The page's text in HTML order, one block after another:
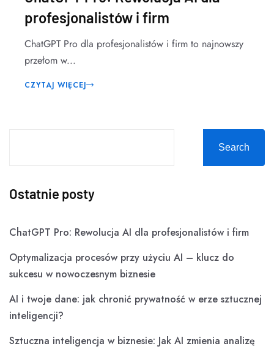
profesjonalistów i firm
ChatGPT Pro dla profesjonalistów i firm to najnowszy
przełom w...
CZYTAJ WIĘCEJ
Search
Ostatnie posty
ChatGPT Pro: Rewolucja AI dla profesjonalistów i firm
Optymalizacja procesów przy użyciu AI – klucz do
sukcesu w nowoczesnym biznesie
AI i twoje dane: jak chronić prywatność w erze sztucznej
inteligencji?
Sztuczna inteligencja w biznesie: Jak AI zmienia analizę